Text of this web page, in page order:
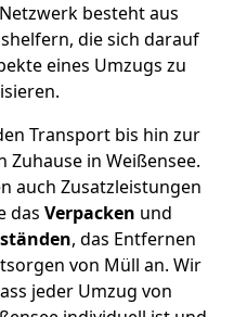
besteht aus
die sich darauf
eines Umzugs zu
Transport bis hin zur
in Weißensee.
auch Zusatzleistungen
das Verpacken und
, das Entfernen
von Müll an. Wir
jeder Umzug von